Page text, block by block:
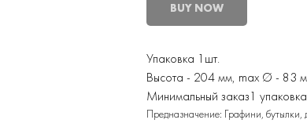
BUY NOW
Упаковка 1шт.
Высота - 204 мм, max Ø - 83
Минимальный заказ1
Предназначение: Графини, бутылки,